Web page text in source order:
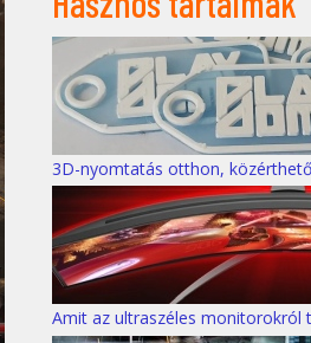
3D-nyomtatás otthon,
Amit az ultraszéles monitorokról